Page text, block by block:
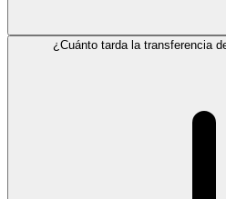
¿Cuánto tarda la transferencia